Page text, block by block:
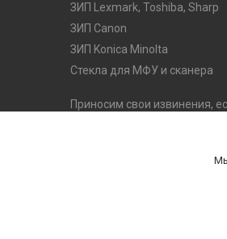
ЗИП Lexmark, Toshiba, Sharp
ЗИП Canon
ЗИП Konica Minolta
Стекла для МФУ и сканера
Приносим свои извинения,
его потребительских